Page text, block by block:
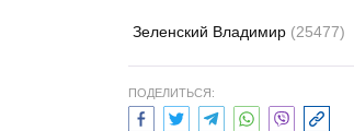
Зеленский Владимир (25477)
ПОДЕЛИТЬСЯ: